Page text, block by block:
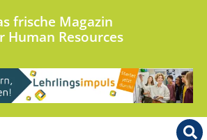
frische Magazin
Human Resources